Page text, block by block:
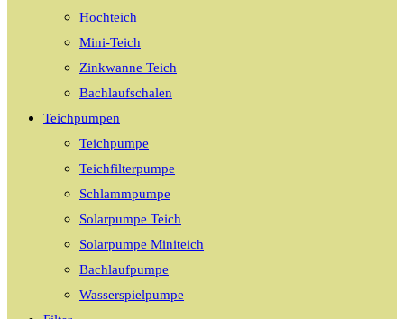
Hochteich
Mini-Teich
Zinkwanne Teich
Bachlaufschalen
Teichpumpen
Teichpumpe
Teichfilterpumpe
Schlammpumpe
Solarpumpe Teich
Solarpumpe Miniteich
Bachlaufpumpe
Wasserspielpumpe